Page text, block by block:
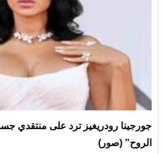
جورجينا رودريغيز ترد على منتقدي
الروح” (صور)